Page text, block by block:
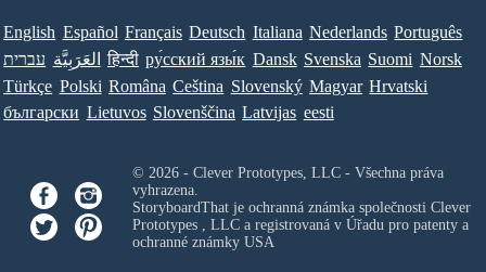
English Español Français Deutsch Italiana Nederlands Português
עברית العَرَبِيَّة हिन्दी ру́сский язы́к Dansk Svenska Suomi Norsk
Türkçe Polski Româna Ceština Slovenský Magyar Hrvatski
български Lietuvos Slovenščina Latvijas eesti
© 2026 - Clever Prototypes, LLC - Všechna práva
vyhrazena.
StoryboardThat je ochranná známka společnosti Clever
Prototypes , LLCa registrovaná v Úřadu pro patenty a
ochranné známky USA